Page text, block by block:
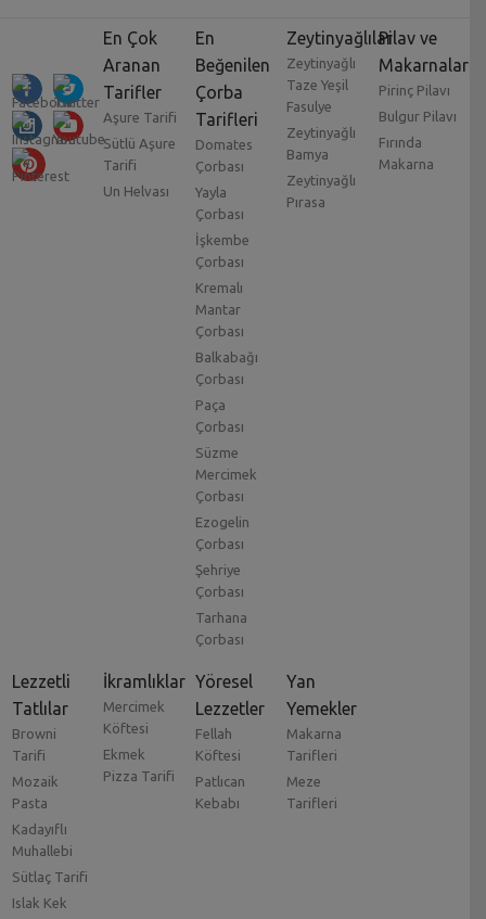
En Çok
Aranan
Tarifler
Aşure Tarifi
Sütlü Aşure
Tarifi
Un Helvası
En
Beğenilen
Çorba
Tarifleri
Domates
Çorbası
Yayla
Çorbası
İşkembe
Çorbası
Kremalı
Mantar
Çorbası
Balkabağı
Çorbası
Paça
Çorbası
Süzme
Mercimek
Çorbası
Ezogelin
Çorbası
Şehriye
Çorbası
Tarhana
Çorbası
Zeytinyağlılar
Zeytinyağlı
Taze Yeşil
Fasulye
Zeytinyağlı
Bamya
Zeytinyağlı
Pırasa
Pilav ve
Makarnalar
Pirinç Pilavı
Bulgur Pilavı
Fırında
Makarna
Lezzetli
Tatlılar
Browni
Tarifi
Mozaik
Pasta
Kadayıflı
Muhallebi
Sütlaç Tarifi
Islak Kek
İkramlıklar
Mercimek
Köftesi
Ekmek
Pizza Tarifi
Yöresel
Lezzetler
Fellah
Köftesi
Patlıcan
Kebabı
Yan
Yemekler
Makarna
Tarifleri
Meze
Tarifleri